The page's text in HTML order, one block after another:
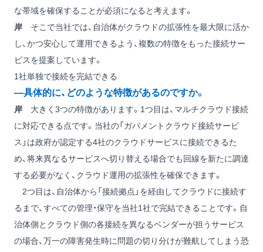
な帯域を確保することが必須になると考えます。
岸 そこで当社では、自治体がクラウドの拡張性を最大限に活か
し、かつ安心して運用できるよう、複数の特徴をもった接続サー
ビスを提案しています。
1社単独で接続を完結できる
―具体的に、どのような特徴があるのですか。
岸 大きく3つの特徴があります。1つ目は、マルチクラウド接続
に対応できる点です。当社の「ガバメントクラウド接続サービ
ス」は政府が認定する4社のクラウドサービスに接続できるた
め、将来異なるサービスへ切り替える場合でも回線を新たに調達
する必要がなく、クラウド運用の拡張性を確保できます。
2つ目は、自治体から「接続拠点」を経由してクラウドに接続す
るまで、すべての管理・保守を当社1社で完結できることです。自
治体側とクラウド側の各接続を異なるベンダーが担うサービス
の場合、万一の障害発生時に問題の切り分けが難航してしまう恐